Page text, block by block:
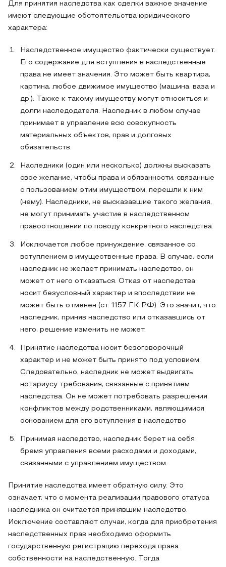
Для принятия наследства как сделки важное значение
имеют следующие обстоятельства юридического
характера:
Наследственное имущество фактически существует.
Его содержание для вступления в наследственные
права не имеет значения. Это может быть квартира,
картина, любое движимое имущество (машина, ваза и
др.). Также к такому имуществу могут относиться и
долги наследодателя. Наследник в любом случае
принимает в управление всю совокупность
материальных объектов, прав и долговых
обязательств.
Наследники (один или несколько) должны высказать
свое желание, чтобы права и обязанности, связанные
с пользованием этим имуществом, перешли к ним
(нему). Наследники, не высказавшие такого желания,
не могут принимать участие в наследственном
правоотношении по поводу конкретного наследства.
Исключается любое принуждение, связанное со
вступлением в имущественные права. В случае, если
наследник не желает принимать наследство, он
может от него отказаться. Отказ от наследства
носит безусловный характер и впоследствии не
может быть отменен (ст. 1157 ГК РФ). Это значит, что
наследник, приняв наследство или отказавшись от
него, решение изменить не может.
Принятие наследства носит безоговорочный
характер и не может быть принято под условием.
Следовательно, наследник не может выдвигать
нотариусу требования, связанные с принятием
наследства. Он не может потребовать разрешения
конфликтов между родственниками, являющимися
основанием для его вступления в наследство
Принимая наследство, наследник берет на себя
бремя управления всеми расходами и доходами,
связанными с управлением имуществом.
Принятие наследства имеет обратную силу. Это
означает, что с момента реализации правового статуса
наследника он считается принявшим наследство.
Исключение составляют случаи, когда для приобретения
наследственных прав необходимо оформить
государственную регистрацию перехода права
собственности на наследственную. Тогда